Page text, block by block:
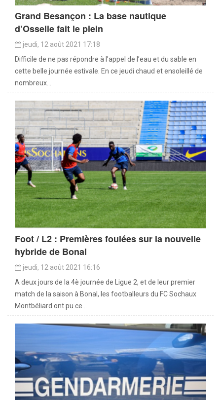
Grand Besançon : La base nautique
d’Osselle fait le plein
jeudi, 12 août 2021 17:18
Difficile de ne pas répondre à l’appel de l’eau et du sable en
cette belle journée estivale. En ce jeudi chaud et ensoleillé de
nombreux...
Foot / L2 : Premières foulées sur la nouvelle
hybride de Bonal
jeudi, 12 août 2021 16:16
A deux jours de la 4è journée de Ligue 2, et de leur premier
match de la saison à Bonal, les footballeurs du FC Sochaux
Montbéliard ont pu ce...